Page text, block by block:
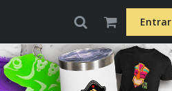
Entrar